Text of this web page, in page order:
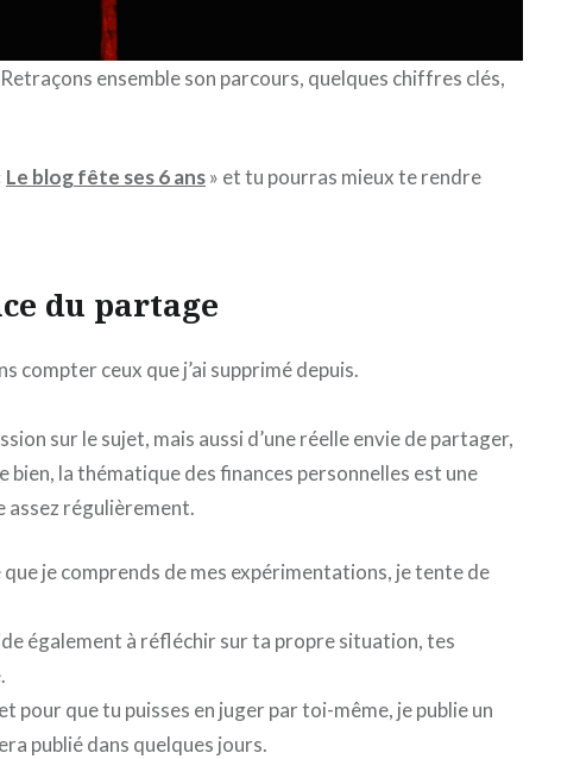
Retraçons ensemble son parcours, quelques chiffres clés,
Le blog fête ses 6 ans» et tu pourras mieux te rendre
du partage
compter ceux que j’ai supprimé depuis.
sur le sujet, mais aussi d’une réelle envie de partager,
bien, la thématique des finances personnelles est une
assez régulièrement.
je comprends de mes expérimentations, je tente de
également à réfléchir sur ta propre situation, tes
pour que tu puisses en juger par toi-même, je publie un
publié dans quelques jours.